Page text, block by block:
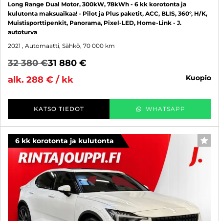
Long Range Dual Motor, 300kW, 78kWh - 6 kk korotonta ja
kulutonta maksuaikaa! - Pilot ja Plus paketit, ACC, BLIS, 360°, H/K,
Muistisporttipenkit, Panorama, Pixel-LED, Home-Link - J.
autoturva
2021 , Automaatti, Sähkö, 70 000 km
32 380 €31 880 €
alk. 288 € / kk
kuopio
KATSO TIEDOT WHATSAPP
6 kk korotonta ja kulutonta